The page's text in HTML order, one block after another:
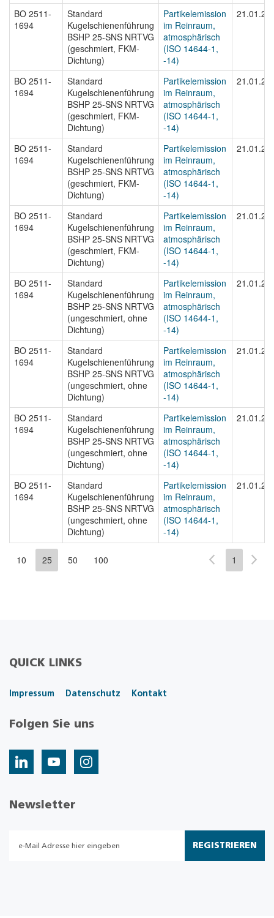
BO 2511-
1694
Standard
Kugelschienenführung
BSHP 25-SNS NRTVG
(geschmiert, FKM-
Dichtung)
Partikelemission
im Reinraum,
atmosphärisch
(ISO 14644-1,
-14)
BO 2511-
1694
Standard
Kugelschienenführung
BSHP 25-SNS NRTVG
(geschmiert, FKM-
Dichtung)
Partikelemission
im Reinraum,
atmosphärisch
(ISO 14644-1,
-14)
BO 2511-
1694
Standard
Kugelschienenführung
BSHP 25-SNS NRTVG
(geschmiert, FKM-
Dichtung)
Partikelemission
im Reinraum,
atmosphärisch
(ISO 14644-1,
-14)
BO 2511-
1694
Standard
Kugelschienenführung
BSHP 25-SNS NRTVG
(geschmiert, FKM-
Dichtung)
Partikelemission
im Reinraum,
atmosphärisch
(ISO 14644-1,
-14)
BO 2511-
1694
Standard
Kugelschienenführung
BSHP 25-SNS NRTVG
(ungeschmiert, ohne
Dichtung)
Partikelemission
im Reinraum,
atmosphärisch
(ISO 14644-1,
-14)
BO 2511-
1694
Standard
Kugelschienenführung
BSHP 25-SNS NRTVG
(ungeschmiert, ohne
Dichtung)
Partikelemission
im Reinraum,
atmosphärisch
(ISO 14644-1,
-14)
BO 2511-
1694
Standard
Kugelschienenführung
BSHP 25-SNS NRTVG
(ungeschmiert, ohne
Dichtung)
Partikelemission
im Reinraum,
atmosphärisch
(ISO 14644-1,
-14)
BO 2511-
1694
Standard
Kugelschienenführung
BSHP 25-SNS NRTVG
(ungeschmiert, ohne
Dichtung)
Partikelemission
im Reinraum,
atmosphärisch
(ISO 14644-1,
-14)
10 25 50 100 1
QUICK LINKS
Impressum Datenschutz Kontakt
Folgen Sie uns
Newsletter
REGISTRIEREN